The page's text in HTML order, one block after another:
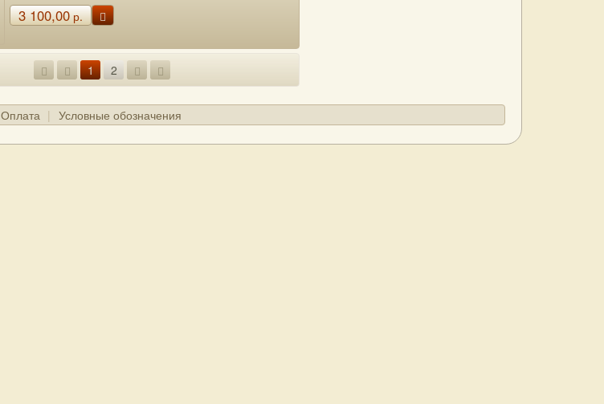
3 100,00р.
1 2
Оплата Условные обозначения